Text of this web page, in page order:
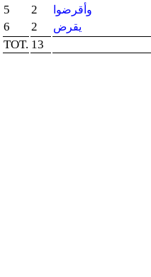
5 2 وأقرضوا
6 2 يقرض
TOT. 13